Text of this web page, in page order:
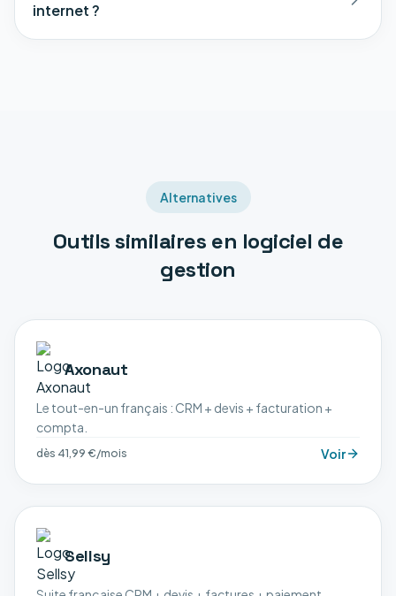
internet ?
Alternatives
Outils similaires en logiciel de
gestion
Axonaut
Le tout-en-un français : CRM + devis + facturation +
compta.
dès 41,99 €/mois Voir
Sellsy